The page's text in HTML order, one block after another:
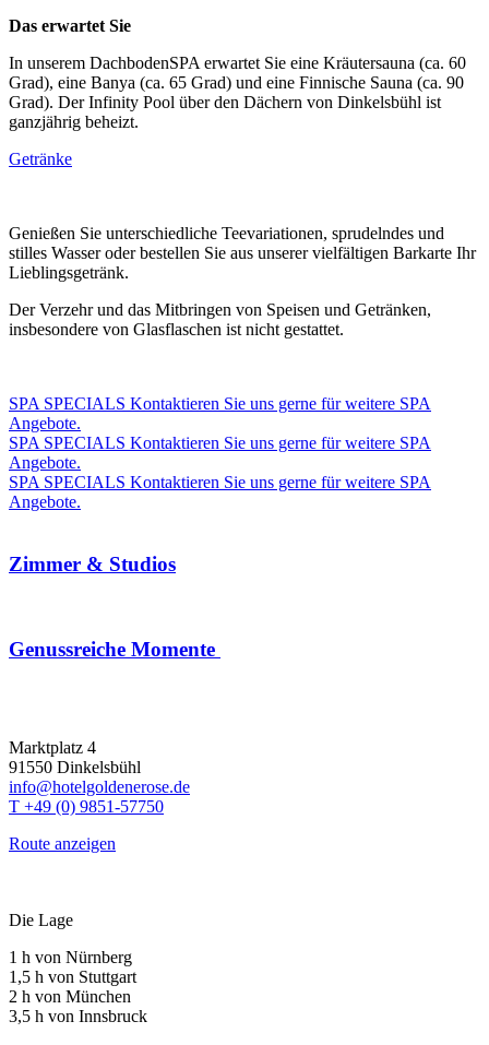
Das erwartet Sie
In unserem DachbodenSPA erwartet Sie eine Kräutersauna (ca. 60
Grad), eine Banya (ca. 65 Grad) und eine Finnische Sauna (ca. 90
Grad). Der Infinity Pool über den Dächern von Dinkelsbühl ist
ganzjährig beheizt.
Getränke
Genießen Sie unterschiedliche Teevariationen, sprudelndes und
stilles Wasser oder bestellen Sie aus unserer vielfältigen Barkarte Ihr
Lieblingsgetränk.
Der Verzehr und das Mitbringen von Speisen und Getränken,
insbesondere von Glasflaschen ist nicht gestattet.
SPA SPECIALS Kontaktieren Sie uns gerne für weitere SPA
Angebote.
SPA SPECIALS Kontaktieren Sie uns gerne für weitere SPA
Angebote.
SPA SPECIALS Kontaktieren Sie uns gerne für weitere SPA
Angebote.
Zimmer & Studios
Genussreiche Momente
Marktplatz 4
91550 Dinkelsbühl
info@hotelgoldenerose.de
T +49 (0) 9851-57750
Route anzeigen
Die Lage
1 h von Nürnberg
1,5 h von Stuttgart
2 h von München
3,5 h von Innsbruck